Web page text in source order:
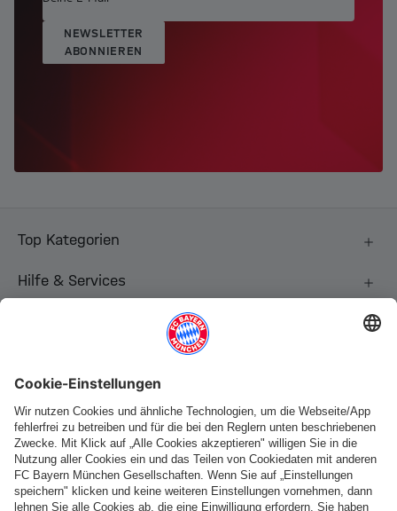
NEWSLETTER
ABONNIEREN
Top Kategorien
Hilfe & Services
Folge uns
Zahlung & Lieferung